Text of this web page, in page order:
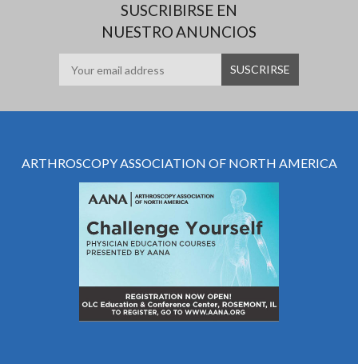
SUSCRIBIRSE EN
NUESTRO ANUNCIOS
ARTHROSCOPY ASSOCIATION OF NORTH AMERICA